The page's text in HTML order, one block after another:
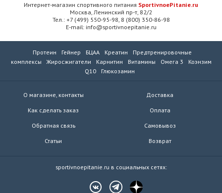
Интернет-магазин спортивного питания SportivnoePitanie.ru
Москва, Ленинский пр-т, 82/2
Тел.: +7 (499) 550-95-98, 8 (800) 350-86-98
E-mail: info@sportivnoepitanie.ru
Протеин Гейнер БЦАА Креатин
Предтренировочные
комплексы
Жиросжигатели Карнитин Витамины Омега 3
Коэнзим
Q10
Глюкозамин
О магазине, контакты
Как сделать заказ
Обратная связь
Статьи
Доставка
Оплата
Самовывоз
Возврат
sportivnoepitanie.ru в социальных сетях: